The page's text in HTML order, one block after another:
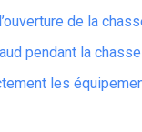
de la
pendant la chasse
les